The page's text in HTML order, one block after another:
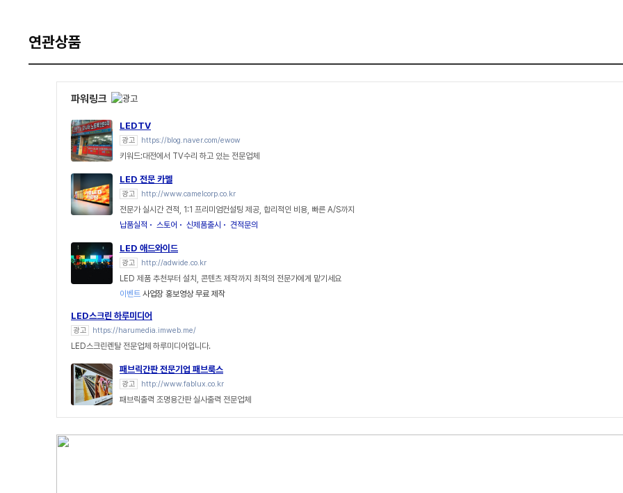
연관상품
파워링크
LEDTV
광고 https://blog.naver.com/ewow
키워드:대전에서 TV수리 하고 있는 전문업체
LED 전문 카멜
광고 http://www.camelcorp.co.kr
전문가 실시간 견적, 1:1 프리미엄컨설팅 제공, 합리적인 비용, 빠른 A/S까지
납품실적
스토어 신제품출시 견적문의
LED 애드와이드
광고 http://adwide.co.kr
LED 제품 추천부터 설치, 콘텐츠 제작까지 최적의 전문가에게 맡기세요
이벤트 사업장 홍보영상 무료 제작
LED스크린 하루미디어
광고 https://harumedia.imweb.me/
LED스크린렌탈 전문업체 하루미디어입니다.
패브릭간판 전문기업 패브룩스
광고 http://www.fablux.co.kr
패브릭출력 조명용간판 실사출력 전문업체